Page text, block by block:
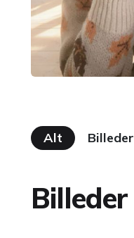
Alt Billeder
Billeder